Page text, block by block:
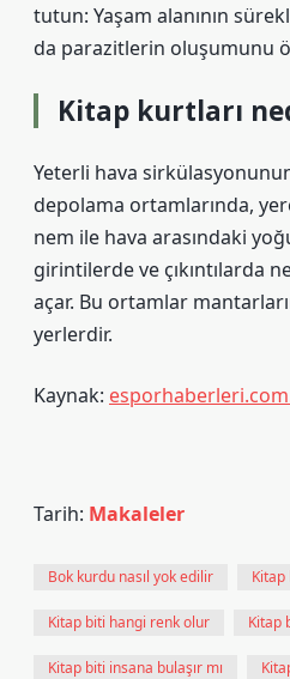
tutun: Yaşam alanının
da parazitlerin oluşumunu
Kitap kurtları
Yeterli hava
depolama ortamlarında,
nem ile hava arasındaki
girintilerde ve çıkıntılarda
açar. Bu ortamlar
yerlerdir.
Kaynak:
Tarih: Makaleler
Bok kurdu nasıl yok edilir
Kitap biti hangi renk olur Kitap
Kitap biti insana bulaşır mı